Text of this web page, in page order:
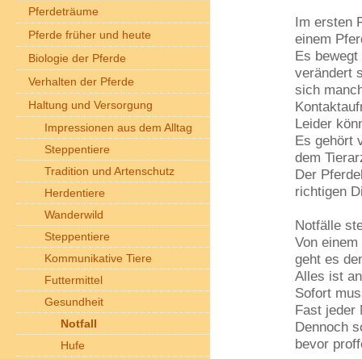
Im ersten
einem
Es
verändert
sich
Leider
Es gehört
dem
Der
richtigen
Notfälle
Von
geht es
Alles ist
Sofort
Fast jeder
Dennoch
bevor
Pferdeträume
Pferde früher und heute
Biologie der Pferde
Verhalten der Pferde
Haltung und Versorgung
Impressionen aus dem Alltag
Steppentiere
Tradition und Artenschutz
Herdentiere
Wanderwild
Steppentiere
Kommunikative Tiere
Futtermittel
Gesundheit
Notfall
Hufe